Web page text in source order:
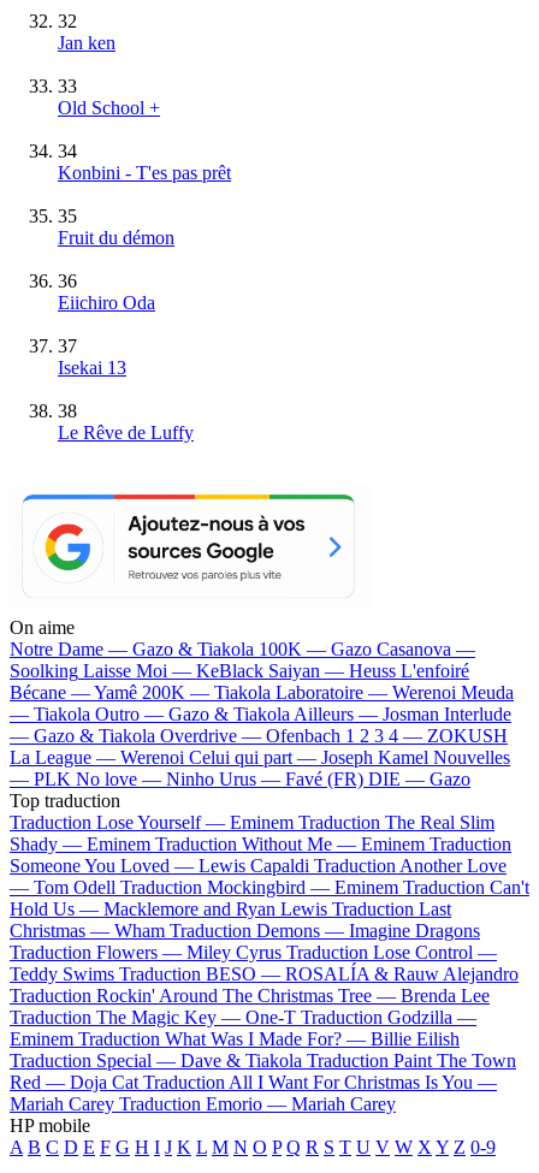
32
Jan ken
33
Old School +
34
Konbini - T'es pas prêt
35
Fruit du démon
36
Eiichiro Oda
37
Isekai 13
38
Le Rêve de Luffy
On aime
Notre Dame — Gazo & Tiakola 100K — Gazo Casanova —
Soolking Laisse Moi — KeBlack Saiyan — Heuss L'enfoiré
Bécane —Yamê 200K — Tiakola Laboratoire — Werenoi Meuda
— Tiakola Outro — Gazo & Tiakola Ailleurs — Josman Interlude
— Gazo & Tiakola Overdrive — Ofenbach 1 2 3 4 — ZOKUSH
La League — Werenoi Celui qui part — Joseph Kamel Nouvelles
— PLK No love — Ninho Urus — Favé (FR) DIE — Gazo
Top traduction
Traduction Lose Yourself — Eminem Traduction The Real Slim
Shady — Eminem Traduction Without Me — Eminem Traduction
Someone You Loved — Lewis Capaldi Traduction Another Love
— Tom Odell Traduction Mockingbird — Eminem Traduction Can't
Hold Us — Macklemore and Ryan Lewis Traduction Last
Christmas — Wham Traduction Demons — Imagine Dragons
Traduction Flowers — Miley Cyrus Traduction Lose Control —
Teddy Swims Traduction BESO — ROSALÍA & Rauw Alejandro
Traduction Rockin' Around The Christmas Tree — Brenda Lee
Traduction The Magic Key — One-T Traduction Godzilla —
Eminem Traduction What Was I Made For? — Billie Eilish
Traduction Special — Dave & Tiakola Traduction Paint The Town
Red — Doja Cat Traduction All I Want For Christmas Is You —
Mariah Carey Traduction Emorio — Mariah Carey
HP mobile
A B C D E F G H I J K L M N O P Q R S T U V W X Y Z 0-9